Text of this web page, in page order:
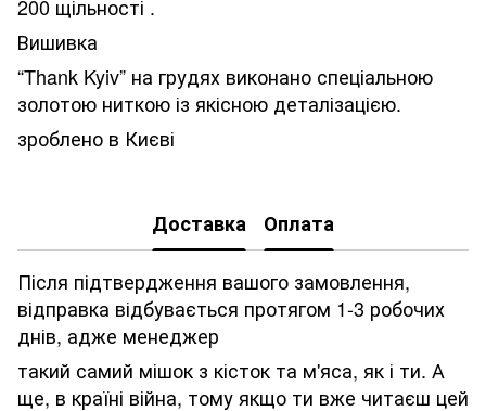
200 щільності .
Вишивка
“Thank Kyiv” на грудях виконано спеціальною
золотою ниткою із якісною деталізацією.
зроблено в Києві
Доставка Оплата
Після підтвердження вашого замовлення,
відправка відбувається протягом 1-3 робочих
днів, адже менеджер
такий самий мішок з кісток та м'яса, як і ти. А
ще, в країні війна, тому якщо ти вже читаєш цей